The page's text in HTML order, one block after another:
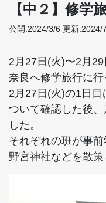
【中２】修学
公開:2024/3/6 更新:2024/
2月27日(火)〜2月
奈良へ修学旅行に行
2月27日(火)の1日
ついて確認した後
した。
それぞれの班が事
野宮神社などを散策